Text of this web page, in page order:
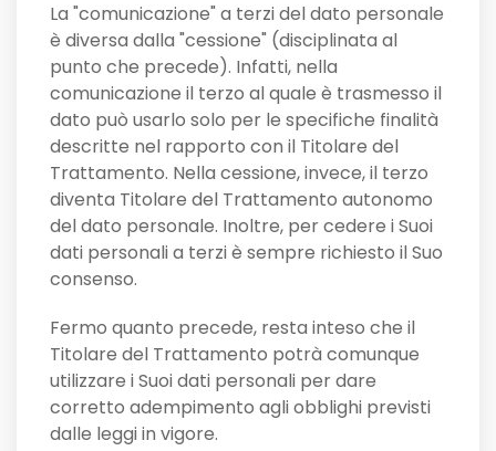
La "comunicazione" a terzi del dato personale
è diversa dalla "cessione" (disciplinata al
punto che precede). Infatti, nella
comunicazione il terzo al quale è trasmesso il
dato può usarlo solo per le specifiche finalità
descritte nel rapporto con il Titolare del
Trattamento. Nella cessione, invece, il terzo
diventa Titolare del Trattamento autonomo
del dato personale. Inoltre, per cedere i Suoi
dati personali a terzi è sempre richiesto il Suo
consenso.
Fermo quanto precede, resta inteso che il
Titolare del Trattamento potrà comunque
utilizzare i Suoi dati personali per dare
corretto adempimento agli obblighi previsti
dalle leggi in vigore.